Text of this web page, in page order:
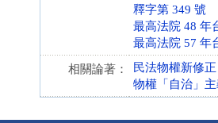
釋字第 349 號
最高法院 48 年
最高法院 57 年
相關論著：
民法物權新修
物權「自治」